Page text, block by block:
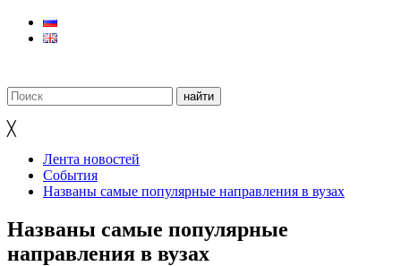
╳
Лента новостей
События
Названы самые популярные направления в вузах
Названы самые популярные
направления в вузах